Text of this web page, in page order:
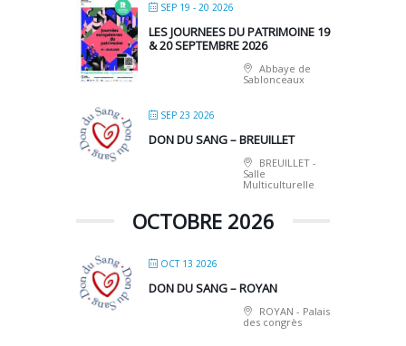
SEP 19 - 20 2026
LES JOURNEES DU PATRIMOINE 19
& 20 SEPTEMBRE 2026
Abbaye de
Sablonceaux
SEP 23 2026
DON DU SANG – BREUILLET
BREUILLET -
Salle
Multiculturelle
OCTOBRE 2026
OCT 13 2026
DON DU SANG – ROYAN
ROYAN - Palais
des congrès